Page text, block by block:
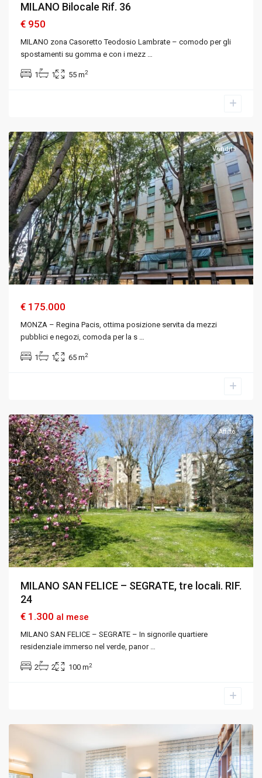
MILANO Bilocale Rif. 36
€ 950
MILANO zona Casoretto Teodosio Lambrate – comodo per gli
spostamenti su gomma e con i mezz …
1 1 55 m2
Monza,
Vendita
€ 175.000
MONZA – Regina Pacis, ottima posizione servita da mezzi
pubblici e negozi, comoda per la s …
1 1 65 m2
Affitto
MILANO SAN FELICE – SEGRATE, tre locali. RIF.
24
€ 1.300 al mese
MILANO SAN FELICE – SEGRATE – In signorile quartiere
residenziale immerso nel verde, panor …
2 2 100 m2